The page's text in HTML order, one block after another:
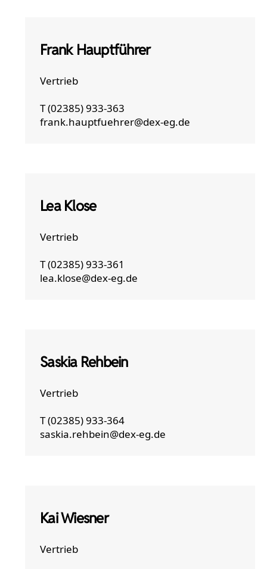
Frank Hauptführer
Vertrieb
T (02385) 933-363
frank.hauptfuehrer@dex-eg.de
Lea Klose
Vertrieb
T (02385) 933-361
lea.klose@dex-eg.de
Saskia Rehbein
Vertrieb
T (02385) 933-364
saskia.rehbein@dex-eg.de
Kai Wiesner
Vertrieb